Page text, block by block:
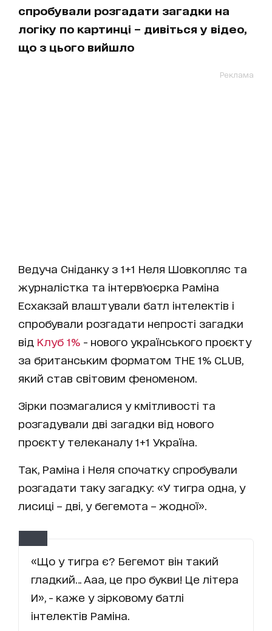
спробували розгадати загадки на
логіку по картинці – дивіться у відео,
що з цього вийшло
Реклама
Ведуча Сніданку з 1+1 Неля Шовкопляс та
журналістка та інтерв'юєрка Раміна
Есхакзай влаштували батл інтелектів і
спробували розгадати непрості загадки
від Клуб 1% - нового українського проєкту
за британським форматом THE 1% CLUB,
який став світовим феноменом.
Зірки позмагалися у кмітливості та
розгадували дві загадки від нового
проєкту телеканалу 1+1 Україна.
Так, Раміна і Неля спочатку спробували
розгадати таку загадку: «У тигра одна, у
лисиці – дві, у бегемота – жодної».
«Що у тигра є? Бегемот він такий
гладкий… Ааа, це про букви! Це літера
И», - каже у зірковому батлі
інтелектів Раміна.